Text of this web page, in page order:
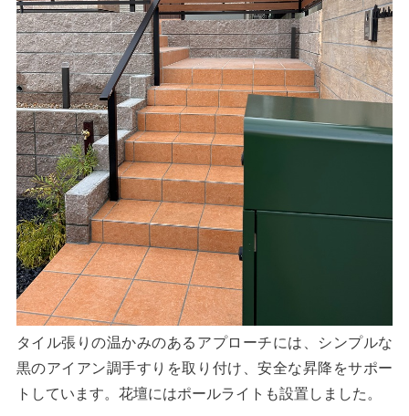
タイル張りの温かみのあるアプローチには、シンプルな
黒のアイアン調手すりを取り付け、安全な昇降をサポー
トしています。花壇にはポールライトも設置しました。